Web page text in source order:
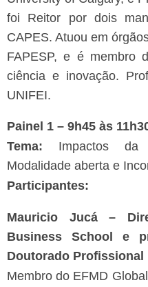
foi Reitor por dois
CAPES. Atuou em
FAPESP, e é membro
ciência e inovação.
UNIFEI.
Painel 1 – 9h45 às
Tema: Impactos da
Modalidade aberta e
Participantes:
Mauricio Jucá –
Business School e
Doutorado Profissional
Membro do EFMD